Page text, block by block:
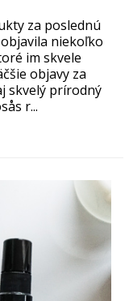
za poslednú
niekoľko
im skvele
objavy za
skvelý prírodný
r...